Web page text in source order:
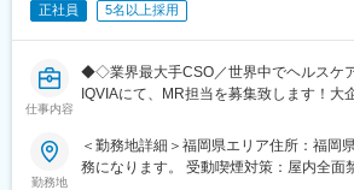
（2）小規模ならではの手厚いサポート
ウハウの蓄積から、メーカーさんへ転籍
介可能、また過去には、10年ほどブラン
（3）長期就業／キャリア形成が可能
弊社所属のMRはシニア（50代）がボリュ
正社員 5名以上採用
仕事内容
◆◇業界最大手CSO／世界中でヘルスケ
IQVIAにて、MR担当を募集致します！大
【具体的な業務詳細】
勤務地
＜勤務地詳細＞福岡県エリア住所：福岡
務になります。 受動喫煙対策：屋内全面